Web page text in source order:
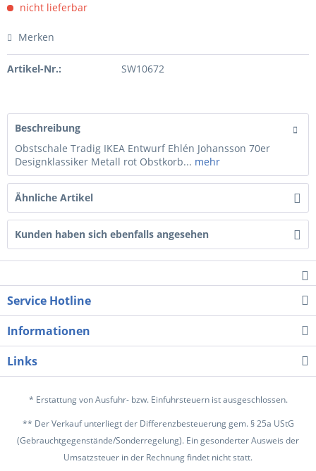
nicht lieferbar
Merken
Artikel-Nr.: SW10672
Beschreibung
Obstschale Tradig IKEA Entwurf Ehlén Johansson 70er
Designklassiker Metall rot Obstkorb... mehr
Ähnliche Artikel
Kunden haben sich ebenfalls angesehen
Service Hotline
Informationen
Links
* Erstattung von Ausfuhr- bzw. Einfuhrsteuern ist ausgeschlossen.
** Der Verkauf unterliegt der Differenzbesteuerung gem. § 25a UStG
(Gebrauchtgegenstände/Sonderregelung). Ein gesonderter Ausweis der
Umsatzsteuer in der Rechnung findet nicht statt.